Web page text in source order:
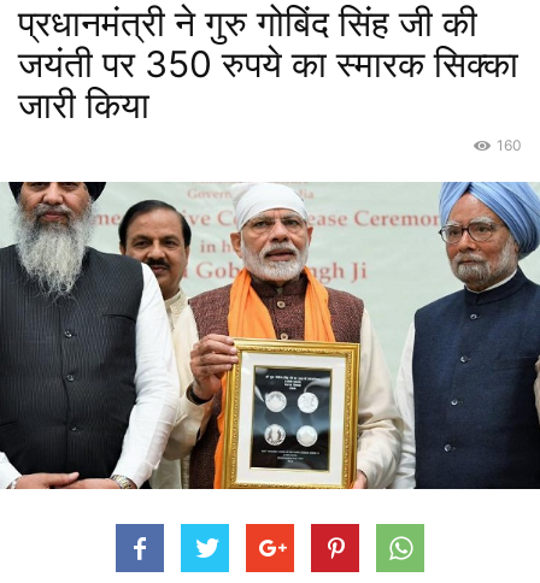
प्रधानमंत्री ने गुरु गोबिंद सिंह जी की
जयंती पर 350 रुपये का स्मारक सिक्का
जारी किया
160